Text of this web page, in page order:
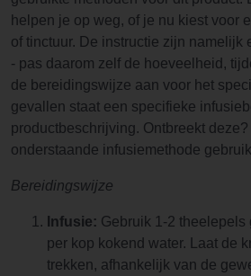
helpen je op weg, of je nu kiest voor
of tinctuur. De instructie zijn namelijk
- pas daarom zelf de hoeveelheid,
de bereidingswijze aan voor het
gevallen staat een specifieke
productbeschrijving. Ontbreekt
onderstaande infusiemethode
Bereidingswijze
Infusie: Gebruik 1-2 theelepels
per kop kokend water. Laat de
trekken, afhankelijk van de